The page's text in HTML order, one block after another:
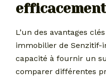
L’un des avantages
immobilier de Senzitif-
capacité à fournir un
comparer différentes